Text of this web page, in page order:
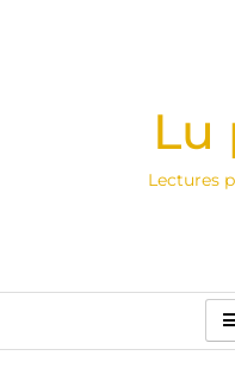
Lu
Lectures